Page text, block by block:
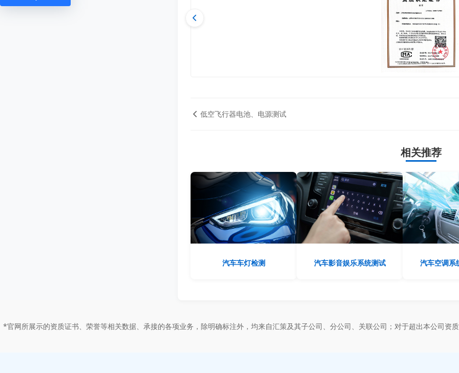
低空飞行器电池、电源测试
相关推荐
汽车车灯检测 汽车影音娱乐系统测试 汽车空调系
*官网所展示的资质证书、荣誉等相关数据、承接的各项业务，除明确标注外，均来自汇策及其子公司、分公司、关联公司；对于超出本公司